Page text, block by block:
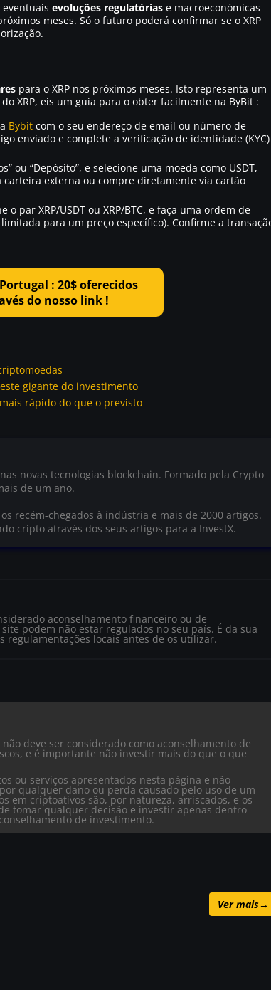
evoluções regulatórias e macroeconómicas
meses. Só o futuro poderá confirmar se o XRP
para o XRP nos próximos meses. Isto representa um
XRP, eis um guia para o obter facilmente na ByBit :
Bybit com o seu endereço de email ou número de
enviado e complete a verificação de identidade (KYC)
ou “Depósito”, e selecione uma moeda como USDT,
externa ou compre diretamente via cartão
o par XRP/USDT ou XRP/BTC, e faça uma ordem de
para um preço específico). Confirme a
: 20$ oferecidos
do nosso link !
gigante do investimento
rápido do que o previsto
novas tecnologias blockchain. Formado pela Crypto
de um ano.
recém-chegados à indústria e mais de 2000 artigos.
cripto através dos seus artigos para a InvestX.
aconselhamento financeiro ou de
podem não estar regulados no seu país. É da sua
regulamentações locais antes de os utilizar.
deve ser considerado como aconselhamento de
e é importante não investir mais do que o que
ou serviços apresentados nesta página e não
qualquer dano ou perda causado pelo uso de um
em criptoativos são, por natureza, arriscados, e os
tomar qualquer decisão e investir apenas dentro
de investimento.
Ver mais→